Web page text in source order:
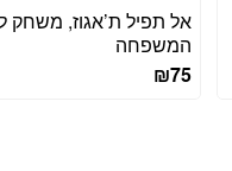
אל תפיל ת’אגוז, משחק
המשפחה
₪75